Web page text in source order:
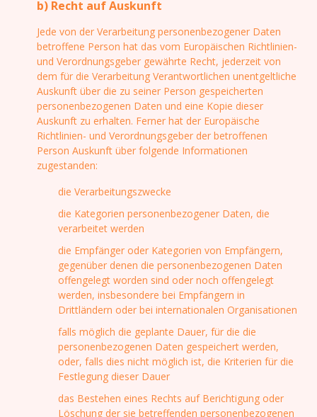
b) Recht auf Auskunft
Jede von der Verarbeitung personenbezogener Daten
betroffene Person hat das vom Europäischen Richtlinien-
und Verordnungsgeber gewährte Recht, jederzeit von
dem für die Verarbeitung Verantwortlichen unentgeltliche
Auskunft über die zu seiner Person gespeicherten
personenbezogenen Daten und eine Kopie dieser
Auskunft zu erhalten. Ferner hat der Europäische
Richtlinien- und Verordnungsgeber der betroffenen
Person Auskunft über folgende Informationen
zugestanden:
die Verarbeitungszwecke
die Kategorien personenbezogener Daten, die
verarbeitet werden
die Empfänger oder Kategorien von Empfängern,
gegenüber denen die personenbezogenen Daten
offengelegt worden sind oder noch offengelegt
werden, insbesondere bei Empfängern in
Drittländern oder bei internationalen Organisationen
falls möglich die geplante Dauer, für die die
personenbezogenen Daten gespeichert werden,
oder, falls dies nicht möglich ist, die Kriterien für die
Festlegung dieser Dauer
das Bestehen eines Rechts auf Berichtigung oder
Löschung der sie betreffenden personenbezogenen